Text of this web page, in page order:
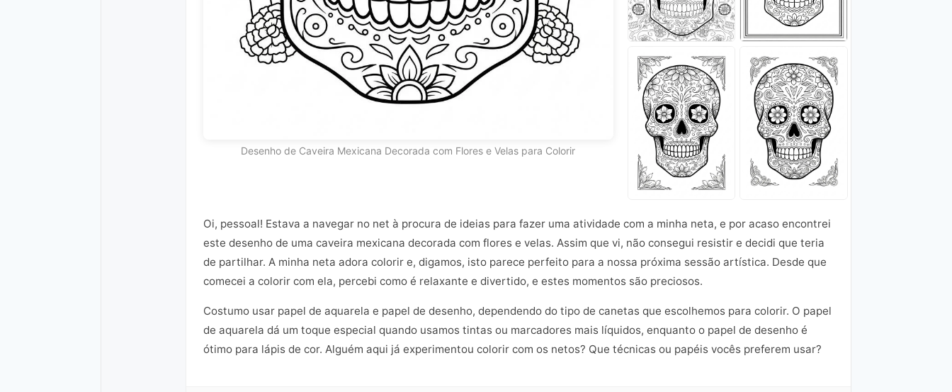
Desenho de Caveira Mexicana Decorada com Flores e Velas para Colorir
Oi, pessoal! Estava a navegar no net à procura de ideias para fazer uma atividade com a minha neta, e por acaso encontrei
este desenho de uma caveira mexicana decorada com flores e velas. Assim que vi, não consegui resistir e decidi que teria
de partilhar. A minha neta adora colorir e, digamos, isto parece perfeito para a nossa próxima sessão artística. Desde que
comecei a colorir com ela, percebi como é relaxante e divertido, e estes momentos são preciosos.
Costumo usar papel de aquarela e papel de desenho, dependendo do tipo de canetas que escolhemos para colorir. O papel
de aquarela dá um toque especial quando usamos tintas ou marcadores mais líquidos, enquanto o papel de desenho é
ótimo para lápis de cor. Alguém aqui já experimentou colorir com os netos? Que técnicas ou papéis vocês preferem usar?